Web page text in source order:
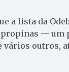
a lista da
— um
vários outros,